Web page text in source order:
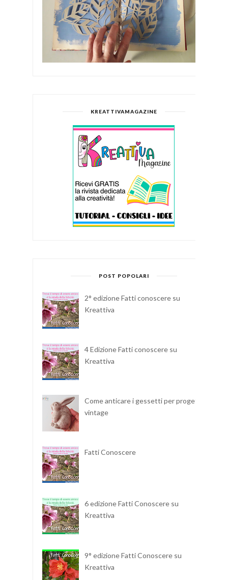
KREATTIVAMAGAZINE
POST POPOLARI
2° edizione Fatti conoscere su
Kreattiva
4 Edizione Fatti conoscere su
Kreattiva
Come anticare i gessetti per progetti
vintage
Fatti Conoscere
6 edizione Fatti Conoscere su
Kreattiva
9° edizione Fatti Conoscere su
Kreattiva